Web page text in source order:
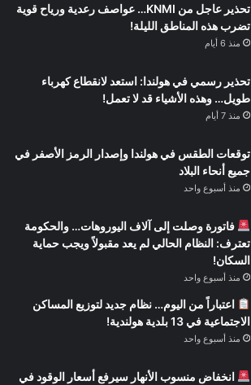
تحذير عاجل من KNMI… عواصف رعدية ورياح قوية
تضرب هذه المناطق الليلة!
منذ 6 أيام
تحذير رسمي في هولندا: استعد لانقطاع كهرباء
طويل… وهذه الأشياء قد لا تعمل!
منذ 7 أيام
توقعات الطقس في هولندا وإصدار الرمز الأصفر في
جميع أنحاء البلاد
منذ أسبوع واحد
فاتورة وصلت إلى آلاف اليوروهات… والحكومة
تعترف: النظام الحالي لم يعد مقبولاً ويجب حماية
السكان!
منذ أسبوع واحد
اعتباراً من اليوم… نظام جديد لتوزيع المساكن
الاجتماعية في 13 بلدية هولندية!
منذ أسبوع واحد
انخفاض منسوب الأنهار سيرفع أسعار الوقود في